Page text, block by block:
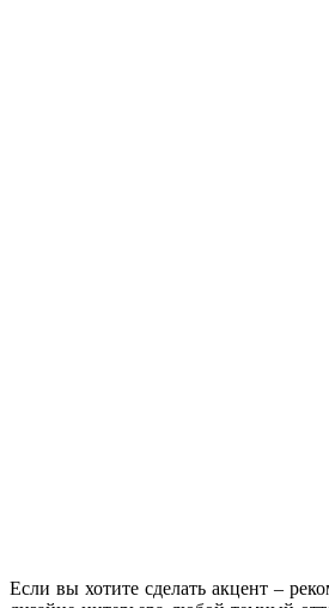
Если вы хотите сделать акцент –